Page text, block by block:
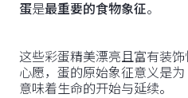
蛋是最重要的食物象征。
这些彩蛋精美漂亮且富有装
心愿，蛋的原始象征意义是
意味着生命的开始与延续。